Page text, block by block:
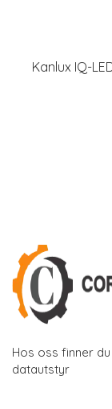
Kanlux IQ-
Hos oss finner
datautstyr